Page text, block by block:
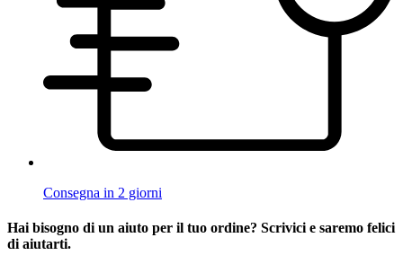
Consegna in 2 giorni
Hai bisogno di un aiuto per il tuo ordine? Scrivici e saremo felici
di aiutarti.